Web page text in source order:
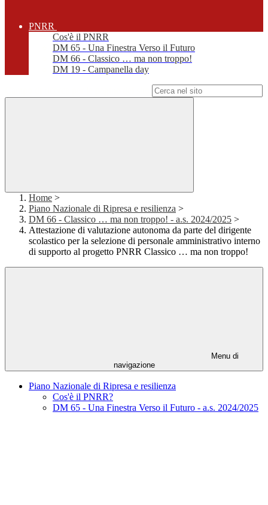
PNRR
Cos'è il PNRR
DM 65 - Una Finestra Verso il Futuro
DM 66 - Classico … ma non troppo!
DM 19 - Campanella day
Home >
Piano Nazionale di Ripresa e resilienza >
DM 66 - Classico … ma non troppo! - a.s. 2024/2025 >
Attestazione di valutazione autonoma da parte del dirigente
scolastico per la selezione di personale amministrativo interno
di supporto al progetto PNRR Classico … ma non troppo!
Menu di
navigazione
Piano Nazionale di Ripresa e resilienza
Cos'è il PNRR?
DM 65 - Una Finestra Verso il Futuro - a.s. 2024/2025